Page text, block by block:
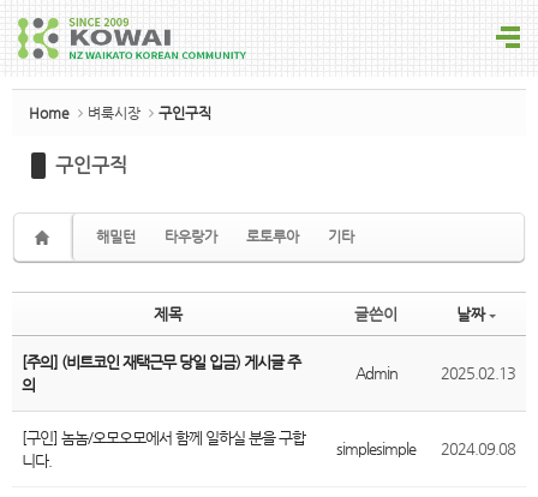
Home 벼룩시장 구인구직
구인구직
해밀턴 타우랑가 로토루아 기타
제목 글쓴이 날짜
[주의] (비트코인 재택근무 당일 입금) 게시글 주
의
Admin 2025.02.13
[구인] 놈놈/오모오모에서 함께 일하실 분을 구합
니다.
simplesimple 2024.09.08
Sketchbook5, 스케치북5
Sketchbook5, 스케치북5